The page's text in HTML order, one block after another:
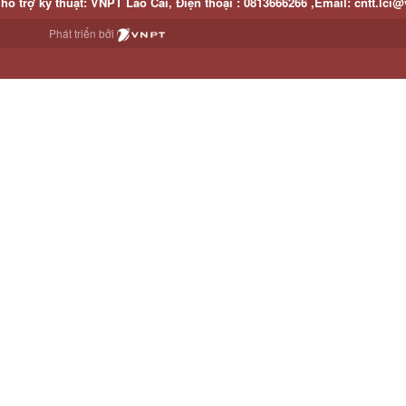
Phát triển bởi